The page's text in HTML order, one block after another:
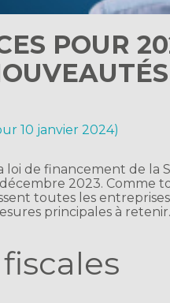
POUR
10 janvier 2024)
loi de financement de la
2023. Comme
toutes les
principales à retenir.